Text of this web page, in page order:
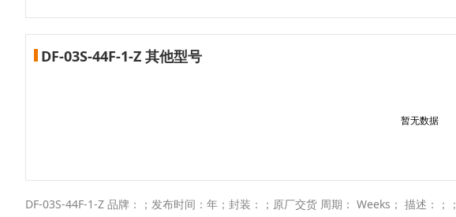
DF-03S-44F-1-Z 其他型号
暂无数据
DF-03S-44F-1-Z 品牌：；发布时间：年；封装：；原厂交货 周期： Weeks； 描述：；；